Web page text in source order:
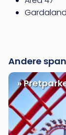
Gardaland
Andere
»